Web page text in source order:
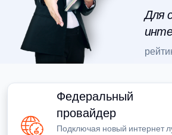
Для
Федеральный
провайдер
Подключая новый интернет